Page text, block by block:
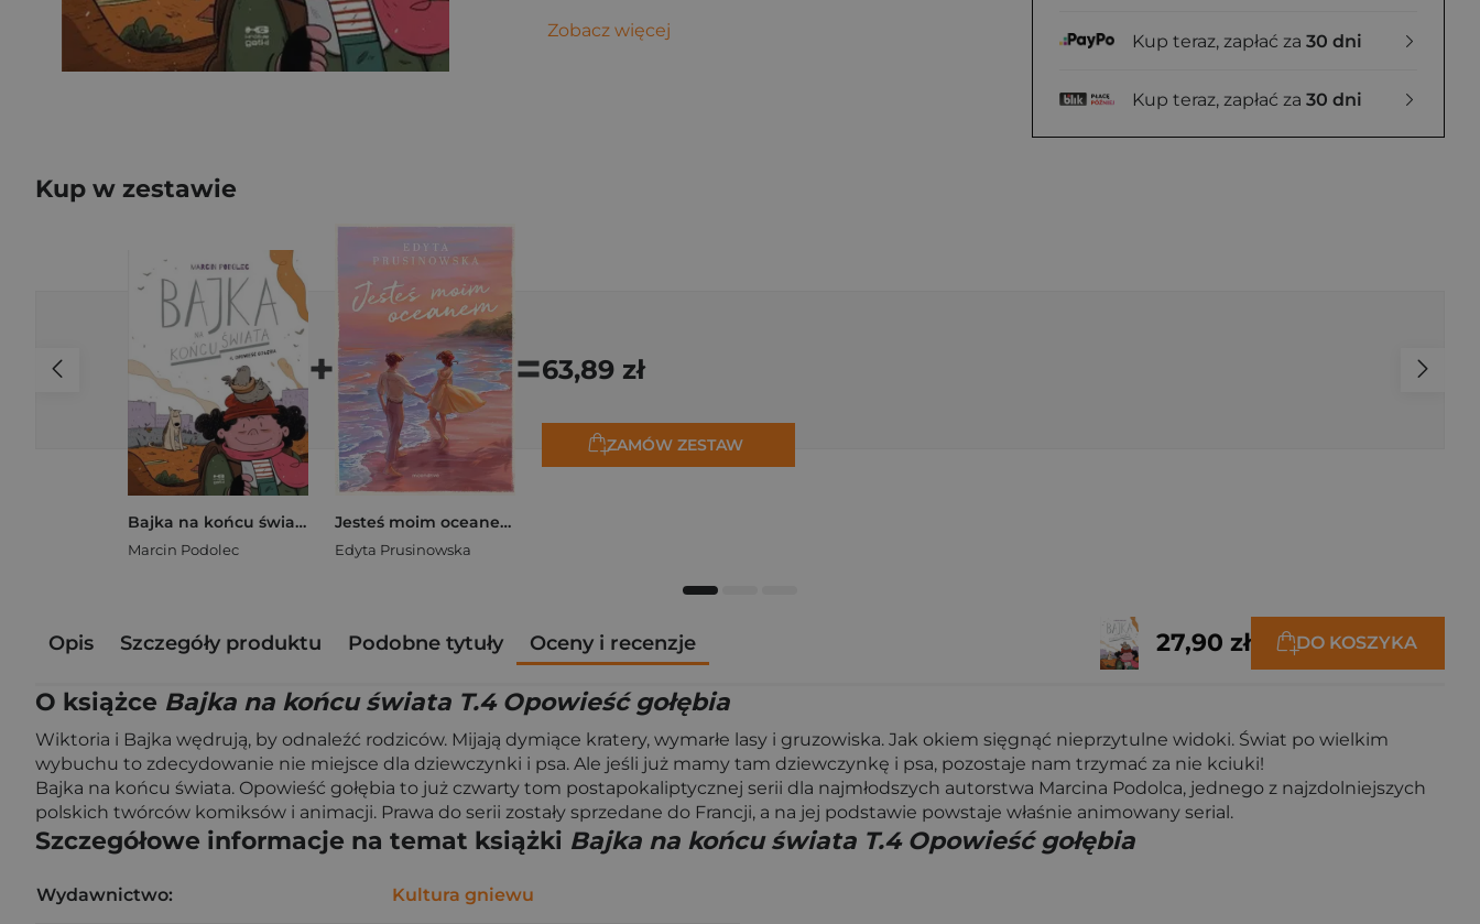
Kup teraz, zapłać za 30 dni
Kup teraz, zapłać za 30 dni
Zobacz więcej
Kup w zestawie
Bajka na końcu świata T.4 Opowieść gołębia
Marcin Podolec
+
Jesteś moim oceanem
Edyta Prusinowska
=63,89 zł
ZAMÓW ZESTAW
Opis Szczegóły produktu Podobne tytuły Oceny i recenzje 27,90 zł DO KOSZYKA
O książce Bajka na końcu świata T.4 Opowieść gołębia
Wiktoria i Bajka wędrują, by odnaleźć rodziców. Mijają dymiące kratery, wymarłe lasy i gruzowiska. Jak okiem sięgnąć nieprzytulne widoki. Świat po wielkim
wybuchu to zdecydowanie nie miejsce dla dziewczynki i psa. Ale jeśli już mamy tam dziewczynkę i psa, pozostaje nam trzymać za nie kciuki!
Bajka na końcu świata. Opowieść gołębia to już czwarty tom postapokaliptycznej serii dla najmłodszych autorstwa Marcina Podolca, jednego z najzdolniejszych
polskich twórców komiksów i animacji. Prawa do serii zostały sprzedane do Francji, a na jej podstawie powstaje właśnie animowany serial.
Szczegółowe informacje na temat książki Bajka na końcu świata T.4 Opowieść gołębia
Wydawnictwo: Kultura gniewu